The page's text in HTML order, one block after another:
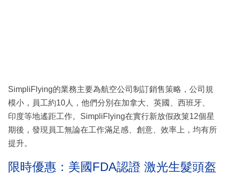
SimpliFlying的業務主要為航空公司制訂銷售策略，公司規
模小，員工約10人，他們分別在加拿大、英國、西班牙、
印度等地遙距工作。SimpliFlying在實行新放假政䇿12個星
期後，發現員工無論在工作滿足感、創意、效率上，均有所
提升。
限時優惠：美國FDA認證 激光生髮頭盔